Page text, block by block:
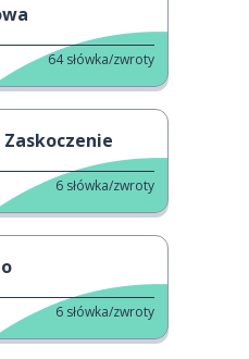
64 słówka/zwroty
Zaskoczenie
6 słówka/zwroty
6 słówka/zwroty